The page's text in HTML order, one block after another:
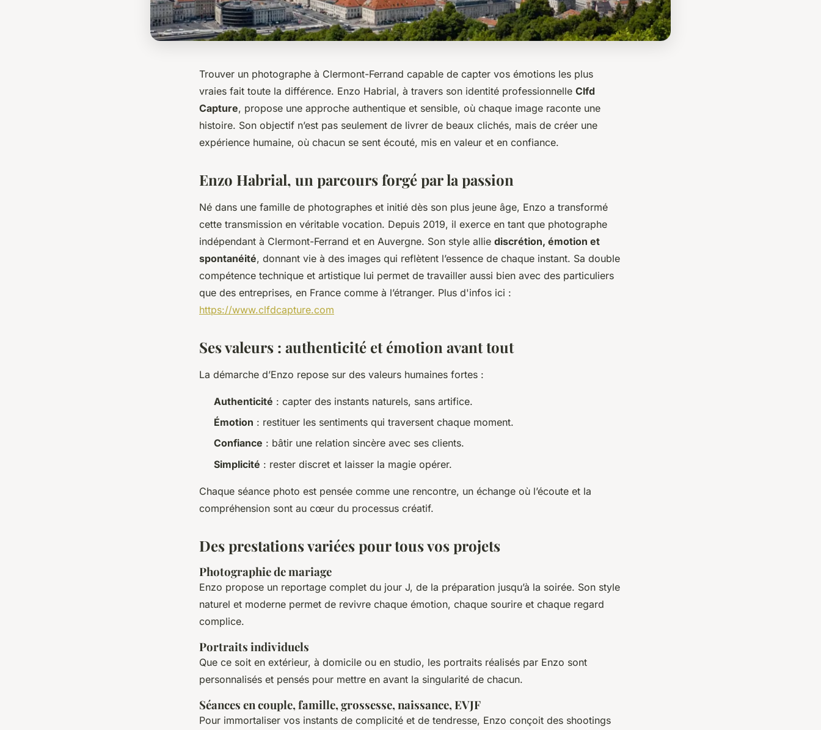
Trouver un photographe à Clermont-Ferrand capable de capter vos émotions les plus
vraies fait toute la différence. Enzo Habrial, à travers son identité professionnelle Clfd
Capture, propose une approche authentique et sensible, où chaque image raconte une
histoire. Son objectif n’est pas seulement de livrer de beaux clichés, mais de créer une
expérience humaine, où chacun se sent écouté, mis en valeur et en confiance.
Enzo Habrial, un parcours forgé par la passion
Né dans une famille de photographes et initié dès son plus jeune âge, Enzo a transformé
cette transmission en véritable vocation. Depuis 2019, il exerce en tant que photographe
indépendant à Clermont-Ferrand et en Auvergne. Son style allie discrétion, émotion et
spontanéité, donnant vie à des images qui reflètent l’essence de chaque instant. Sa double
compétence technique et artistique lui permet de travailler aussi bien avec des particuliers
que des entreprises, en France comme à l’étranger. Plus d'infos ici :
https://www.clfdcapture.com
Ses valeurs : authenticité et émotion avant tout
La démarche d’Enzo repose sur des valeurs humaines fortes :
Authenticité : capter des instants naturels, sans artifice.
Émotion : restituer les sentiments qui traversent chaque moment.
Confiance : bâtir une relation sincère avec ses clients.
Simplicité : rester discret et laisser la magie opérer.
Chaque séance photo est pensée comme une rencontre, un échange où l’écoute et la
compréhension sont au cœur du processus créatif.
Des prestations variées pour tous vos projets
Photographie de mariage
Enzo propose un reportage complet du jour J, de la préparation jusqu’à la soirée. Son style
naturel et moderne permet de revivre chaque émotion, chaque sourire et chaque regard
complice.
Portraits individuels
Que ce soit en extérieur, à domicile ou en studio, les portraits réalisés par Enzo sont
personnalisés et pensés pour mettre en avant la singularité de chacun.
Séances en couple, famille, grossesse, naissance, EVJF
Pour immortaliser vos instants de complicité et de tendresse, Enzo conçoit des shootings